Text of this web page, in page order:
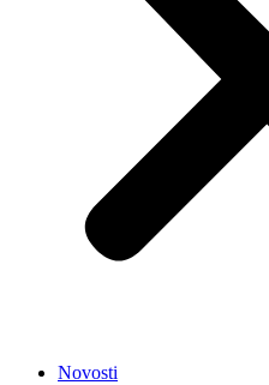
Novosti